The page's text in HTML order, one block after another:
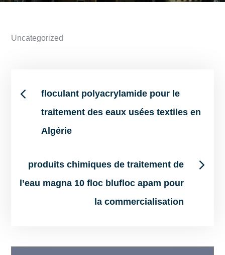
Uncategorized
Post
navigation
floculant polyacrylamide pour le
traitement des eaux usées textiles en
Algérie
produits chimiques de traitement de
l’eau magna 10 floc blufloc apam pour
la commercialisation